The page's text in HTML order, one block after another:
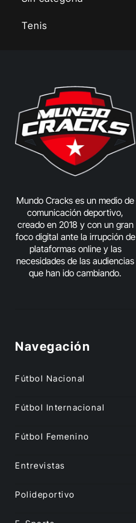
Tenis
Mundo Cracks es un medio de
comunicación deportivo,
creado en 2018 y con un gran
foco digital ante la irrupción de
plataformas online y las
necesidades de las audiencias
que han ido cambiando.
Navegación
Fútbol Nacional
Fútbol Internacional
Fútbol Femenino
Entrevistas
Polideportivo